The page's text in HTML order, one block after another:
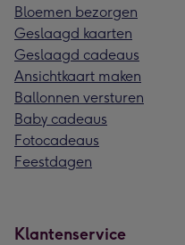
Bloemen bezorgen
Geslaagd kaarten
Geslaagd cadeaus
Ansichtkaart maken
Ballonnen versturen
Baby cadeaus
Fotocadeaus
Feestdagen
Klantenservice